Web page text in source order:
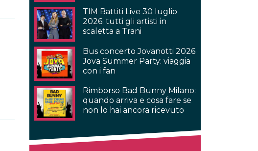
TIM Battiti Live 30 luglio
2026: tutti gli artisti in
scaletta a Trani
Bus concerto Jovanotti 2026
Jova Summer Party: viaggia
con i fan
Rimborso Bad Bunny Milano:
quando arriva e cosa fare se
non lo hai ancora ricevuto